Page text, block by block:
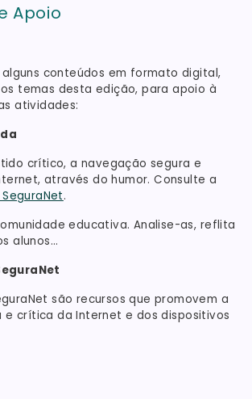
Apoio
alguns conteúdos em formato digital,
temas desta edição, para apoio à
atividades:
crítico, a navegação segura e
através do humor. Consulte a
SeguraNet.
educativa. Analise-as, reflita
alunos...
são recursos que promovem a
e crítica da Internet e dos dispositivos